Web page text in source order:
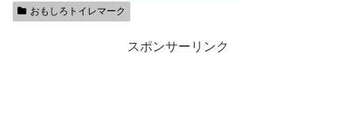
おもしろトイレマーク
スポンサーリンク